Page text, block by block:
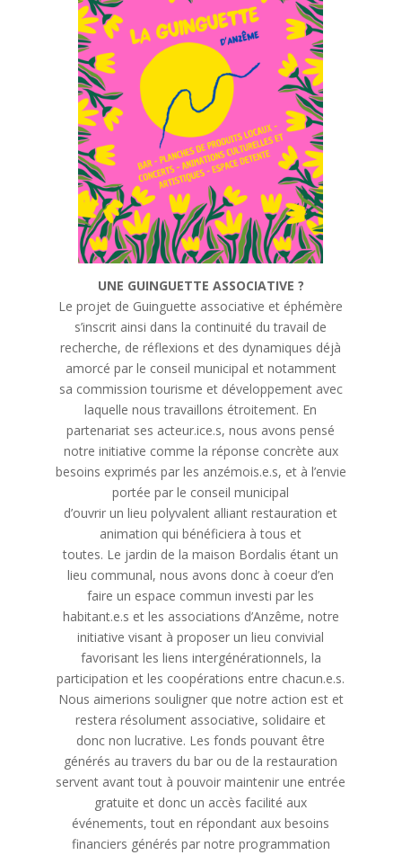
UNE GUINGUETTE ASSOCIATIVE ?
Le projet de Guinguette associative et éphémère
s’inscrit ainsi dans la continuité du travail de
recherche, de réflexions et des dynamiques déjà
amorcé par le conseil municipal et notamment
sa commission tourisme et développement avec
laquelle nous travaillons étroitement. En
partenariat ses acteur.ice.s, nous avons pensé
notre initiative comme la réponse concrète aux
besoins exprimés par les anzémois.e.s, et à l’envie
portée par le conseil municipal
d’ouvrir un lieu polyvalent alliant restauration et
animation qui bénéficiera à tous et
toutes. Le jardin de la maison Bordalis étant un
lieu communal, nous avons donc à coeur d’en
faire un espace commun investi par les
habitant.e.s et les associations d’Anzême, notre
initiative visant à proposer un lieu convivial
favorisant les liens intergénérationnels, la
participation et les coopérations entre chacun.e.s.
Nous aimerions souligner que notre action est et
restera résolument associative, solidaire et
donc non lucrative. Les fonds pouvant être
générés au travers du bar ou de la restauration
servent avant tout à pouvoir maintenir une entrée
gratuite et donc un accès facilité aux
événements, tout en répondant aux besoins
financiers générés par notre programmation